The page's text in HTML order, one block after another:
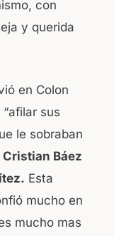
con
y querida
en Colon
sus
le sobraban
Cristian Báez
Esta
mucho en
mucho mas